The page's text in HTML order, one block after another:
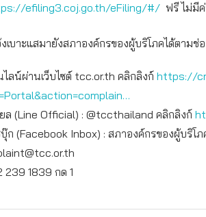
efiling3.coj.go.th/eFiling/#/ ฟรี ไม่มีค่
เบาะแสมายังสภาองค์กรของผู้บริโภคได้ตามช่
ไลน์ผ่านเว็บไซต์ tcc.or.th คลิกลิงก์ https://
ล (Line Official) : @tccthailand คลิกลิงก์
ก (Facebook Inbox) : สภาองค์กรของผู้บริโภ
239 1839 กด 1